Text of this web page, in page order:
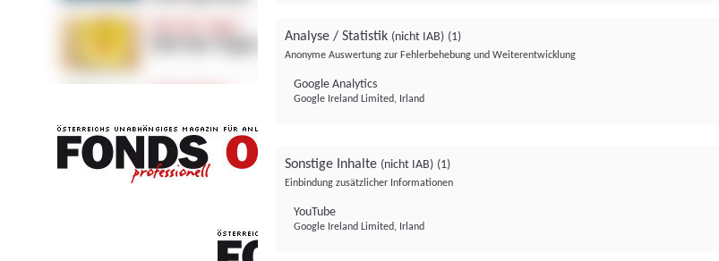
FONDS professionell
Analyse / Statistik (nicht IAB) (1)
Anonyme Auswertung zur Fehlerbehebung und Weiterentwicklung
Google Analytics
Google Ireland Limited, Irland
Sonstige Inhalte (nicht IAB) (1)
Einbindung zusätzlicher Informationen
YouTube
Google Ireland Limited, Irland